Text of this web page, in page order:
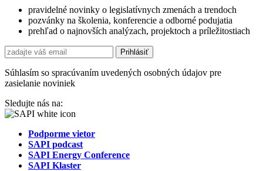
pravidelné novinky o legislatívnych zmenách a trendoch
pozvánky na školenia, konferencie a odborné podujatia
prehľad o najnovších analýzach, projektoch a príležitostiach
Súhlasím so spracúvaním uvedených osobných údajov pre
zasielanie noviniek
Sledujte nás na:
Podporme vietor
SAPI podcast
SAPI Energy Conference
SAPI Klaster